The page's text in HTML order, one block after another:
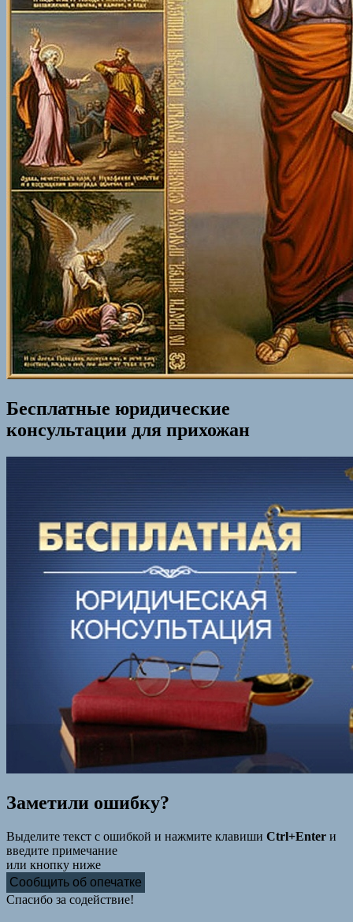
Бесплатные юридические
консультации для прихожан
Заметили ошибку?
Выделите текст с ошибкой и нажмите клавиши Ctrl+Enter и
введите примечание
или кнопку ниже
Сообщить об опечатке
Спасибо за содействие!